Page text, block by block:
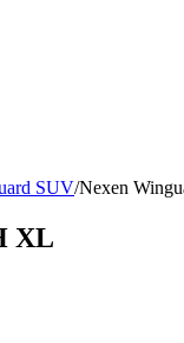
SUV/Nexen
XL